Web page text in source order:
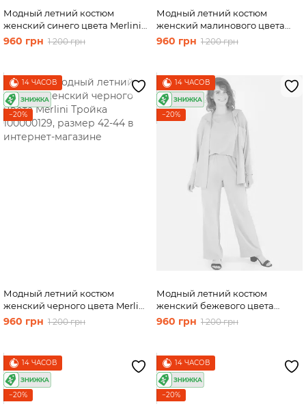
Модный летний костюм
женский синего цвета Merlini
Тройка 100000127, размер 42-
960 грн 1 200 грн
Модный летний костюм
женский малинового цвета
Merlini Тройка 100000128,
размер 42-44
960 грн 1 200 грн
14 ЧАСОВ
−20%
Модный летний костюм
женский черного цвета Merlini
Тройка 100000129, размер 42-
960 грн 1 200 грн
14 ЧАСОВ
−20%
Модный летний костюм
женский бежевого цвета
Merlini Тройка 100000130,
размер 42-44
960 грн 1 200 грн
14 ЧАСОВ
−20%
14 ЧАСОВ
−20%